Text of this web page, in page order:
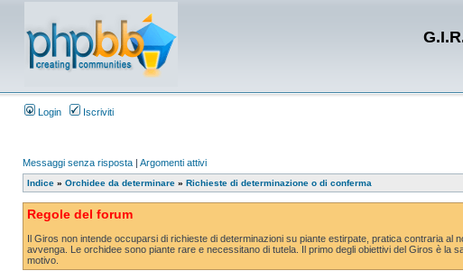
Login Iscriviti
Messaggi senza risposta | Argomenti attivi
Indice » Orchidee da determinare » Richieste di determinazione o di conferma
Regole del forum
Il Giros non intende occuparsi di richieste di determinazioni su piante estirpate, pratica contraria
avvenga. Le orchidee sono piante rare e necessitano di tutela. Il primo degli obiettivi del Giros è la
motivo.